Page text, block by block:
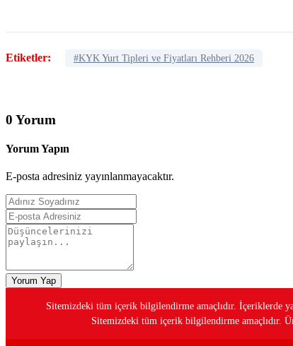
Etiketler: #KYK Yurt Tipleri ve Fiyatları Rehberi 2026
0 Yorum
Yorum Yapın
E-posta adresiniz yayınlanmayacaktır.
Yorum Yap
Sitemizdeki tüm içerik bilgilendirme amaçlıdır. İçeriklerde
Sitemizdeki tüm içerik bilgilendirme amaçlıdır.